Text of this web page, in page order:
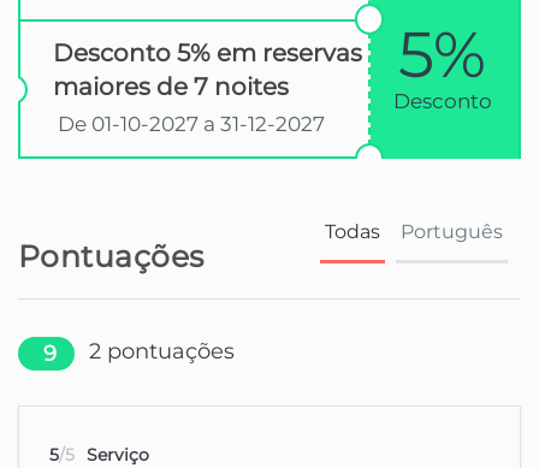
Desconto 5% em reservas
maiores de 7 noites
De 01-10-2027 a 31-12-2027
5%
Desconto
Pontuações
9 2 pontuações
Todas Português
5/5 Serviço